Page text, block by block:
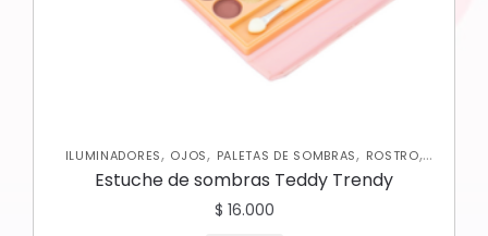
ILUMINADORES, OJOS, PALETAS DE SOMBRAS, ROSTRO,
RUBORES
Estuche de sombras Teddy Trendy
$ 16.000